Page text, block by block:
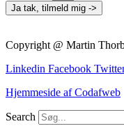
Ja tak, tilmeld mig ->
Copyright @ Martin
Linkedin Facebook
Hjemmeside af Codafweb
Search